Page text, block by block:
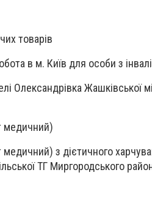
товарів
в м. Київ для особи з
Олександрівка Жашківської
медичний)
з дієтичного
ТГ Миргородського